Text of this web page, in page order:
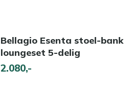
Bellagio Esenta stoel-bank
loungeset 5-delig
2.080,-